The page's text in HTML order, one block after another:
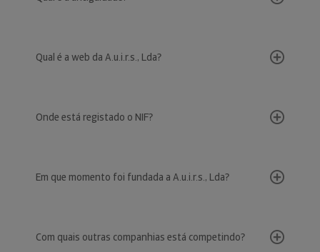
Qual é a web da A.u.i.r.s., Lda?
Onde está registado o NIF?
Em que momento foi fundada a A.u.i.r.s., Lda?
Com quais outras companhias está competindo?